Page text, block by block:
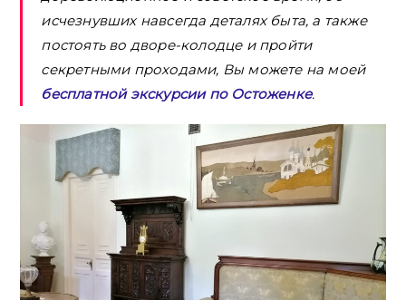
исчезнувших навсегда деталях быта, а также
постоять во дворе-колодце и пройти
секретными проходами, Вы можете на моей
бесплатной экскурсии по Остоженке.